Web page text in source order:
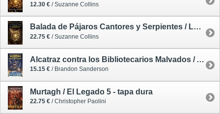
12.30 € / Suzanne Collins
Balada de Pájaros Cantores y Serpientes / Los Juegos del Hambre. Precuela - edición especial coleccionistas
22.75 € / Suzanne Collins
Alcatraz contra los Bibliotecarios Malvados / Alcatraz 1
15.15 € / Brandon Sanderson
Murtagh / El Legado 5 - tapa dura
22.75 € / Christopher Paolini